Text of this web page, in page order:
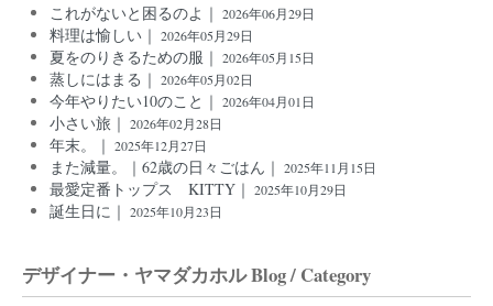
これがないと困るのよ｜ 2026年06月29日
料理は愉しい｜ 2026年05月29日
夏をのりきるための服｜ 2026年05月15日
蒸しにはまる｜ 2026年05月02日
今年やりたい10のこと｜ 2026年04月01日
小さい旅｜ 2026年02月28日
年末。｜ 2025年12月27日
また減量。｜62歳の日々ごはん｜ 2025年11月15日
最愛定番トップス KITTY｜ 2025年10月29日
誕生日に｜ 2025年10月23日
デザイナー・ヤマダカホル Blog / Category